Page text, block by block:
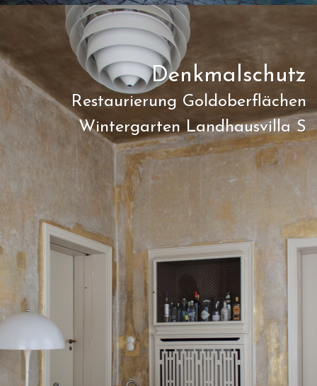
Denkmalschutz
Restaurierung Goldoberflächen
Wintergarten Landhausvilla S